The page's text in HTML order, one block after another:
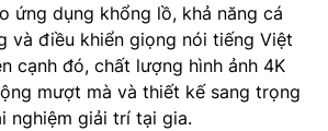
ứng dụng khổng lồ, khả năng cá
và điều khiển giọng nói tiếng Việt
cạnh đó, chất lượng hình ảnh 4K
mượt mà và thiết kế sang trọng
nghiệm giải trí tại gia.